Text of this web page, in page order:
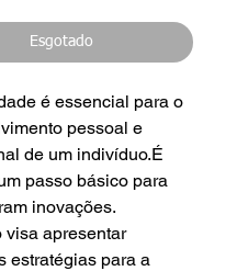
Esgotado
é essencial para o
pessoal e
de um indivíduo.É
passo básico para
inovações.
visa apresentar
estratégias para a